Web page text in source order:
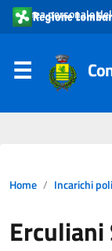
Area personale
Home Incarichi
Erculiani